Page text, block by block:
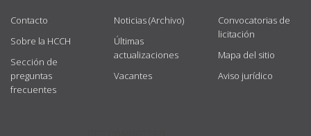
Contacto
Sobre la HCCH
Sección de
preguntas
frecuentes
Noticias (Archivo)
Últimas
actualizaciones
Vacantes
Convocatorias de
licitación
Mapa del sitio
Aviso jurídico